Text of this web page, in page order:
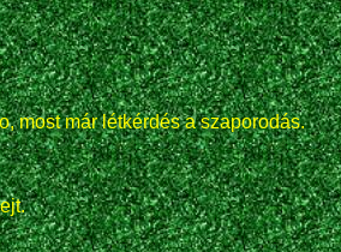
most már létkérdés a szaporodás.